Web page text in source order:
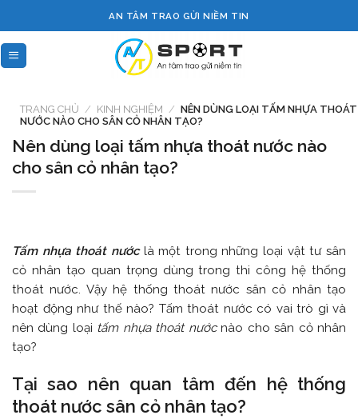
to
content
AN TÂM TRAO GỬI NIỀM TIN
TRANG CHỦ / KINH NGHIỆM / NÊN DÙNG LOẠI TẤM NHỰA THOÁT
NƯỚC NÀO CHO SÂN CỎ NHÂN TẠO?
Nên dùng loại tấm nhựa thoát nước nào
cho sân cỏ nhân tạo?
Tấm nhựa thoát nước là một trong những loại vật tư sân
cỏ nhân tạo quan trọng dùng trong thi công hệ thống
thoát nước. Vậy hệ thống thoát nước sân cỏ nhân tạo
hoạt động như thế nào? Tấm thoát nước có vai trò gì và
nên dùng loại tấm nhựa thoát nướcnào cho sân cỏ nhân
tạo?
Tại sao nên quan tâm đến hệ thống
thoát nước sân cỏ nhân tạo?